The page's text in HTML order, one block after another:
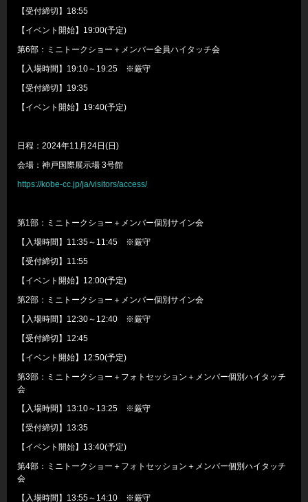
【受付締切】18:55
【イベント開始】19:00(予定)
第6部：ミニトークショー＋メンバー全員ハイタッチ会
【入場時間】19:10～19:25 ※厳守
【受付締切】19:35
【イベント開始】19:40(予定)
日程：2024年11月24日(日)
会場：神戸国際展示場 3号館
https://kobe-cc.jp/ja/visitors/access/
第1部：ミニトークショー＋メンバー個別サイン会
【入場時間】11:35～11:45 ※厳守
【受付締切】11:55
【イベント開始】12:00(予定)
第2部：ミニトークショー＋メンバー個別サイン会
【入場時間】12:30～12:40 ※厳守
【受付締切】12:45
【イベント開始】12:50(予定)
第3部：ミニトークショー＋フォトセッション＋メンバー個別ハイタッチ
会
【入場時間】13:10～13:25 ※厳守
【受付締切】13:35
【イベント開始】13:40(予定)
第4部：ミニトークショー＋フォトセッション＋メンバー個別ハイタッチ
会
【入場時間】13:55～14:10 ※厳守